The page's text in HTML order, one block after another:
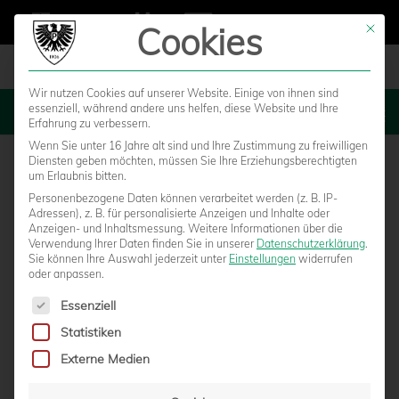
MENU
TERMINIERUNG: SONNTAGS GEGEN
Mit
Cookies
Wir nutzen Cookies auf unserer Website. Einige von ihnen sind
essenziell, während andere uns helfen, diese Website und Ihre
Erfahrung zu verbessern.
Wenn Sie unter 16 Jahre alt sind und Ihre Zustimmung zu freiwilligen
Diensten geben möchten, müssen Sie Ihre Erziehungsberechtigten
um Erlaubnis bitten.
Personenbezogene Daten können verarbeitet werden (z. B. IP-
Adressen), z. B. für personalisierte Anzeigen und Inhalte oder
Anzeigen- und Inhaltsmessung. Weitere Informationen über die
Verwendung Ihrer Daten finden Sie in unserer Datenschutzerklärung.
Sie können Ihre Auswahl jederzeit unter Einstellungen widerrufen
oder anpassen.
Es folgt eine Liste der Service-Gruppen, für die eine
Essenziell
Statistiken
Externe Medien